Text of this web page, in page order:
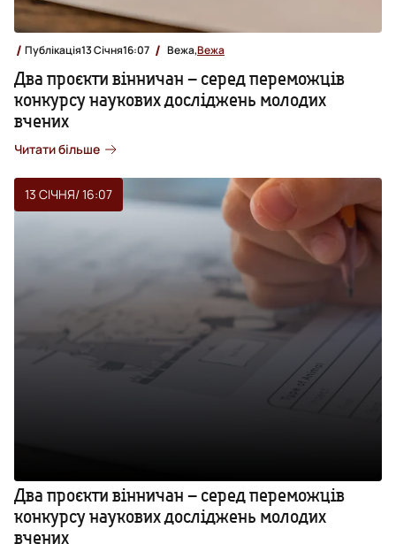
Публікація13 Січня16:07 Вежа,Вежа
Два проєкти вінничан – серед переможців
конкурсу наукових досліджень молодих
вчених
Читати більше
13 СІЧНЯ/ 16:07
Два проєкти вінничан – серед переможців
конкурсу наукових досліджень молодих
вчених